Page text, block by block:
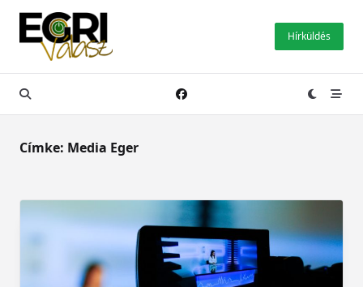
Skip
content
Hírküldés
Címke: Media Eger